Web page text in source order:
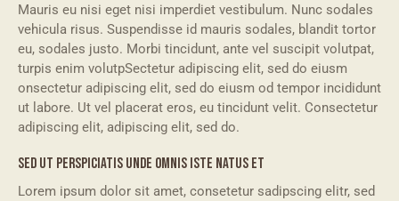
Mauris eu nisi eget nisi imperdiet vestibulum. Nunc sodales
vehicula risus. Suspendisse id mauris sodales, blandit tortor
eu, sodales justo. Morbi tincidunt, ante vel suscipit volutpat,
turpis enim volutpSectetur adipiscing elit, sed do eiusm
onsectetur adipiscing elit, sed do eiusm od tempor incididunt
ut labore. Ut vel placerat eros, eu tincidunt velit. Consectetur
adipiscing elit, adipiscing elit, sed do.
SED UT PERSPICIATIS UNDE OMNIS ISTE NATUS ET
Lorem ipsum dolor sit amet, consetetur sadipscing elitr, sed